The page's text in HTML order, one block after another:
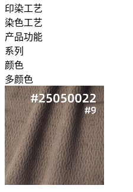
印染工艺
染色工艺
产品功能
系列
颜色
多颜色